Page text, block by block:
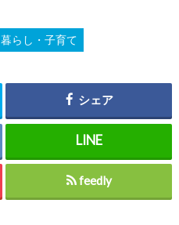
暮らし・子育て
シェア
feedly